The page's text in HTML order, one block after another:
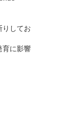
りしてお
育に影響